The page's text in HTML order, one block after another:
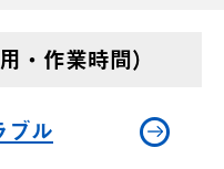
・作業時間）
ブル